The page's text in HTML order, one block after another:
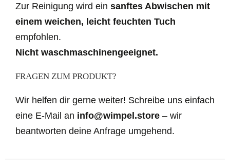
Zur Reinigung wird ein sanftes Abwischen mit
einem weichen, leicht feuchten Tuch
empfohlen.
Nicht waschmaschinengeeignet.
FRAGEN ZUM PRODUKT?
Wir helfen dir gerne weiter! Schreibe uns einfach
eine E-Mail an info@wimpel.store – wir
beantworten deine Anfrage umgehend.